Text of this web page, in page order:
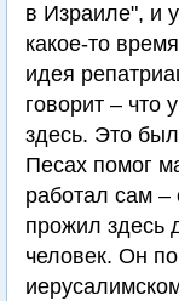
в Израиле", и
какое-то
идея
говорит – что
здесь. Это
Песах помог
работал сам
прожил здесь
человек. Он